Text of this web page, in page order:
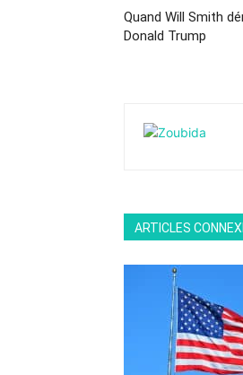
Quand Will Smith
Donald Trump
ARTICLES